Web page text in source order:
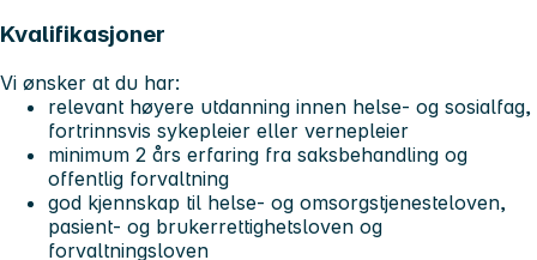
Kvalifikasjoner
Vi ønsker at du har:
relevant høyere utdanning innen helse- og sosialfag,
fortrinnsvis sykepleier eller vernepleier
minimum 2 års erfaring fra saksbehandling og
offentlig forvaltning
god kjennskap til helse- og omsorgstjenesteloven,
pasient- og brukerrettighetsloven og
forvaltningsloven